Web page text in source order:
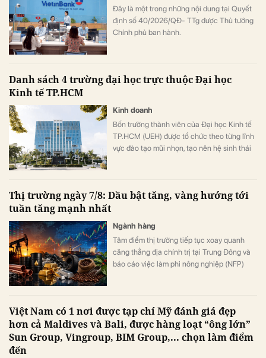
Đây là một trong những nội dung tại Quyết
định số 40/2026/QĐ- TTg được Thủ tướng
Chính phủ ban hành.
Danh sách 4 trường đại học trực thuộc Đại học
Kinh tế TP.HCM
Kinh doanh
Bốn trường thành viên của Đại học Kinh tế
TP.HCM (UEH) được tổ chức theo từng lĩnh
vực đào tạo mũi nhọn, tạo nên hệ sinh thái
Thị trường ngày 7/8: Dầu bật tăng, vàng hướng tới
tuần tăng mạnh nhất
Ngành hàng
Tâm điểm thị trường tiếp tục xoay quanh
căng thẳng địa chính trị tại Trung Đông và
báo cáo việc làm phi nông nghiệp (NFP)
vàng tiếp tục đi lên và hướng tới tuần tăng
mạnh nhất kể từ tháng 1.
Việt Nam có 1 nơi được tạp chí Mỹ đánh giá đẹp
hơn cả Maldives và Bali, được hàng loạt “ông lớn”
Sun Group, Vingroup, BIM Group,... chọn làm điểm
đến